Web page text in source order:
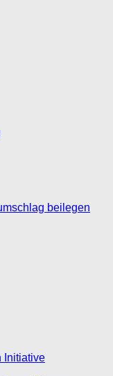
beilegen
Initiative